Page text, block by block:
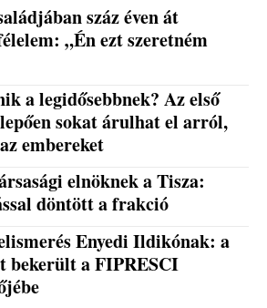
száz éven át
„Én ezt szeretném
a legidősebbnek? Az első
sokat árulhat el arról,
embereket
elnöknek a Tisza:
döntött a frakció
Enyedi Ildikónak: a
bekerült a FIPRESCI